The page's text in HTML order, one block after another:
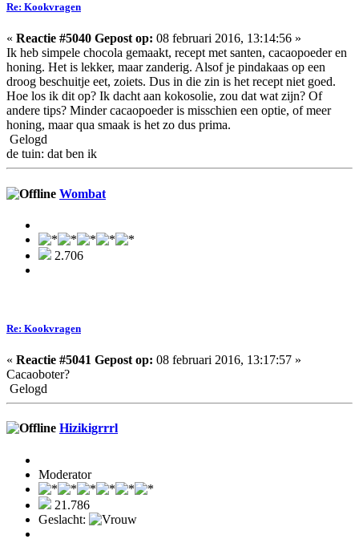
Re: Kookvragen
« Reactie #5040 Gepost op: 08 februari 2016, 13:14:56 »
Ik heb simpele chocola gemaakt, recept met santen, cacaopoeder en
honing. Het is lekker, maar zanderig. Alsof je pindakaas op een
droog beschuitje eet, zoiets. Dus in die zin is het recept niet goed.
Hoe los ik dit op? Ik dacht aan kokosolie, zou dat wat zijn? Of
andere tips? Minder cacaopoeder is misschien een optie, of meer
honing, maar qua smaak is het zo dus prima.
Gelogd
de tuin: dat ben ik
Wombat
2.706
Re: Kookvragen
« Reactie #5041 Gepost op: 08 februari 2016, 13:17:57 »
Cacaoboter?
Gelogd
Hizikigrrrl
Moderator
21.786
Geslacht: